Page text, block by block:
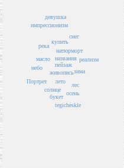
пейзаж
названия
живопись
лето
натюрморт
купить
солнце
лес
зима
осень
букет
масло
река
снег
tegicheskie
реализм
небо
импрессионизм
Портрет
девушка